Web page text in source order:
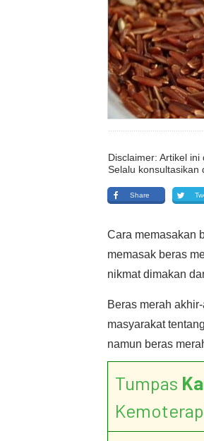
Disclaimer: Artikel
Selalu konsultasikan
Share
Cara memasakan
memasak beras
nikmat dimakan
Beras merah
masyarakat
namun beras
Tumpas